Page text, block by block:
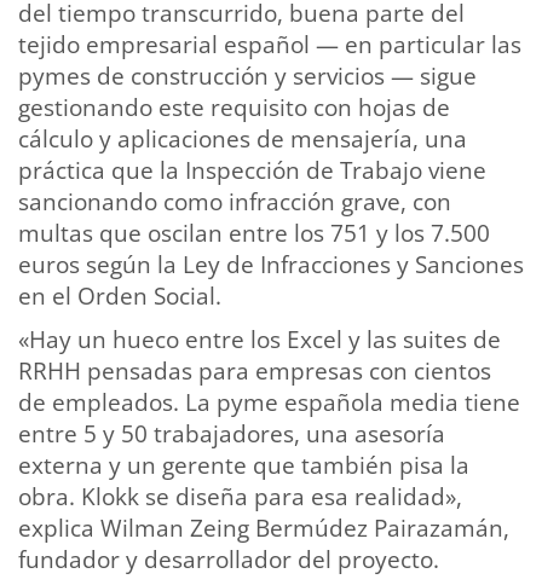
del tiempo transcurrido, buena parte del
tejido empresarial español — en particular las
pymes de construcción y servicios — sigue
gestionando este requisito con hojas de
cálculo y aplicaciones de mensajería, una
práctica que la Inspección de Trabajo viene
sancionando como infracción grave, con
multas que oscilan entre los 751 y los 7.500
euros según la Ley de Infracciones y Sanciones
en el Orden Social.
«Hay un hueco entre los Excel y las suites de
RRHH pensadas para empresas con cientos
de empleados. La pyme española media tiene
entre 5 y 50 trabajadores, una asesoría
externa y un gerente que también pisa la
obra. Klokk se diseña para esa realidad»,
explica Wilman Zeing Bermúdez Pairazamán,
fundador y desarrollador del proyecto.